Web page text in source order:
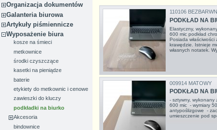
Organizacja dokumentów
Galanteria biurowa
Artykuły piśmiennicze
Wyposażenie biura
kosze na śmieci
metkownice
środki czyszczące
kasetki na pieniądze
baterie
etykiety do metkownic i cenowe
zawieszki do kluczy
podkładki na biurko
Akcesoria
bindownice
110106
PODKŁAD NA
Elastyczny,
600 mic podkład
Posiada
krawędzie. Istnieje
własnych notatek.
009914 MATOWY
PODKŁAD NA
- sztywny,
600 mic - wymiary
antypoślizgowe -
umieszczenie pod